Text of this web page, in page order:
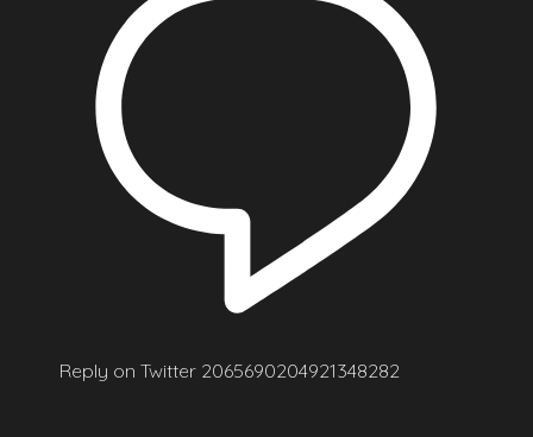
Reply on Twitter 2065690204921348282